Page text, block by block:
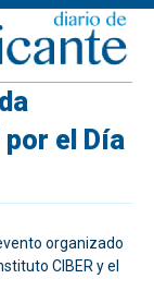
por el Día
organizado
CIBER y el